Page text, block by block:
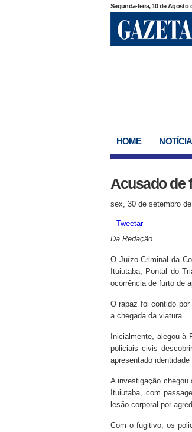
Segunda-feira, 10 de Agosto
HOME
Acusado de
sex, 30 de setembro
Tweetar
Da Redação
O Juízo Criminal da
Ituiutaba, Pontal do
ocorrência de furto de
O rapaz foi contido
a chegada da viatura.
Inicialmente, alegou
policiais civis
apresentado
A investigação
Ituiutaba, com
lesão corporal por
Com o fugitivo, os